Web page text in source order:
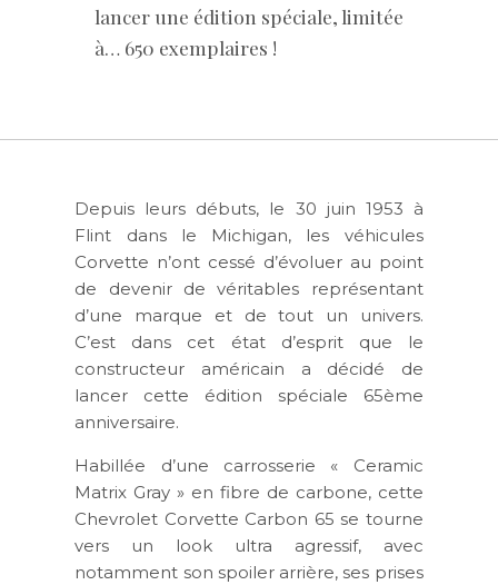
lancer une édition spéciale, limitée
à… 650 exemplaires !
Depuis leurs débuts, le 30 juin 1953 à
Flint dans le Michigan, les véhicules
Corvette n’ont cessé d’évoluer au point
de devenir de véritables représentant
d’une marque et de tout un univers.
C’est dans cet état d’esprit que le
constructeur américain a décidé de
lancer cette édition spéciale 65ème
anniversaire.
Habillée d’une carrosserie « Ceramic
Matrix Gray » en fibre de carbone, cette
Chevrolet Corvette Carbon 65 se tourne
vers un look ultra agressif, avec
notamment son spoiler arrière, ses prises